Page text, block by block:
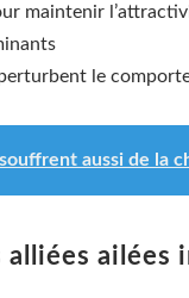
maintenir
le
souffrent aussi de la
alliées ailées